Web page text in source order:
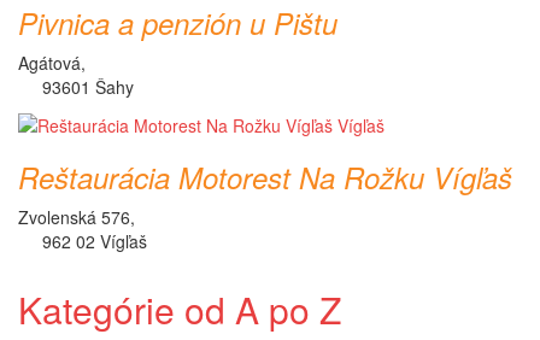
Pivnica a penzión u Pištu
Agátová,
93601 Šahy
Reštaurácia Motorest Na Rožku Vígľaš
Zvolenská 576,
962 02 Vígľaš
Kategórie od A po Z